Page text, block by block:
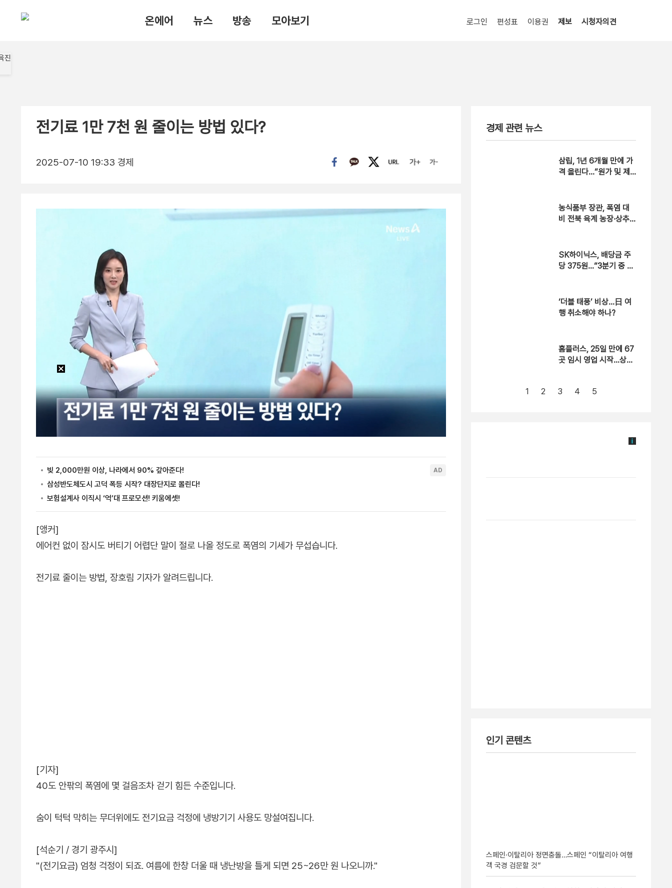
온에어 뉴스 방송 모아보기 로그인 편성표 이용권 제보 시청자의견
전기료 1만 7천 원 줄이는 방법 있다?
2025-07-10 19:33 경제
[앵커]
에어컨 없이 잠시도 버티기 어렵단 말이 절로 나올 정도로 폭염의 기세가 무섭습니다.
전기료 줄이는 방법, 장호림 기자가 알려드립니다.
[기자]
40도 안팎의 폭염에 몇 걸음조차 걷기 힘든 수준입니다.
숨이 턱턱 막히는 무더위에도 전기요금 걱정에 냉방기기 사용도 망설여집니다.
[석순기 / 경기 광주시]
"(전기요금) 엄청 걱정이 되죠. 여름에 한창 더울 때 냉난방을 틀게 되면 25~26만 원 나오니까."
경제 관련 뉴스
삼립, 1년 6개월 만에 가
격 올린다…“원가 및 제
농식품부 장관, 폭염 대
비 전북 육계 농장·상추
SK하이닉스, 배당금 주
당 375원…“3분기 중 추
‘더블 태풍’ 비상…日 여
행 취소해야 하나?
홈플러스, 25일 만에 67
곳 임시 영업 시작…상품
1 2 3 4 5
인기 콘텐츠
스페인·이탈리아 정면충돌…스페인 “이탈리아 여행
객 국경 검문할 것”